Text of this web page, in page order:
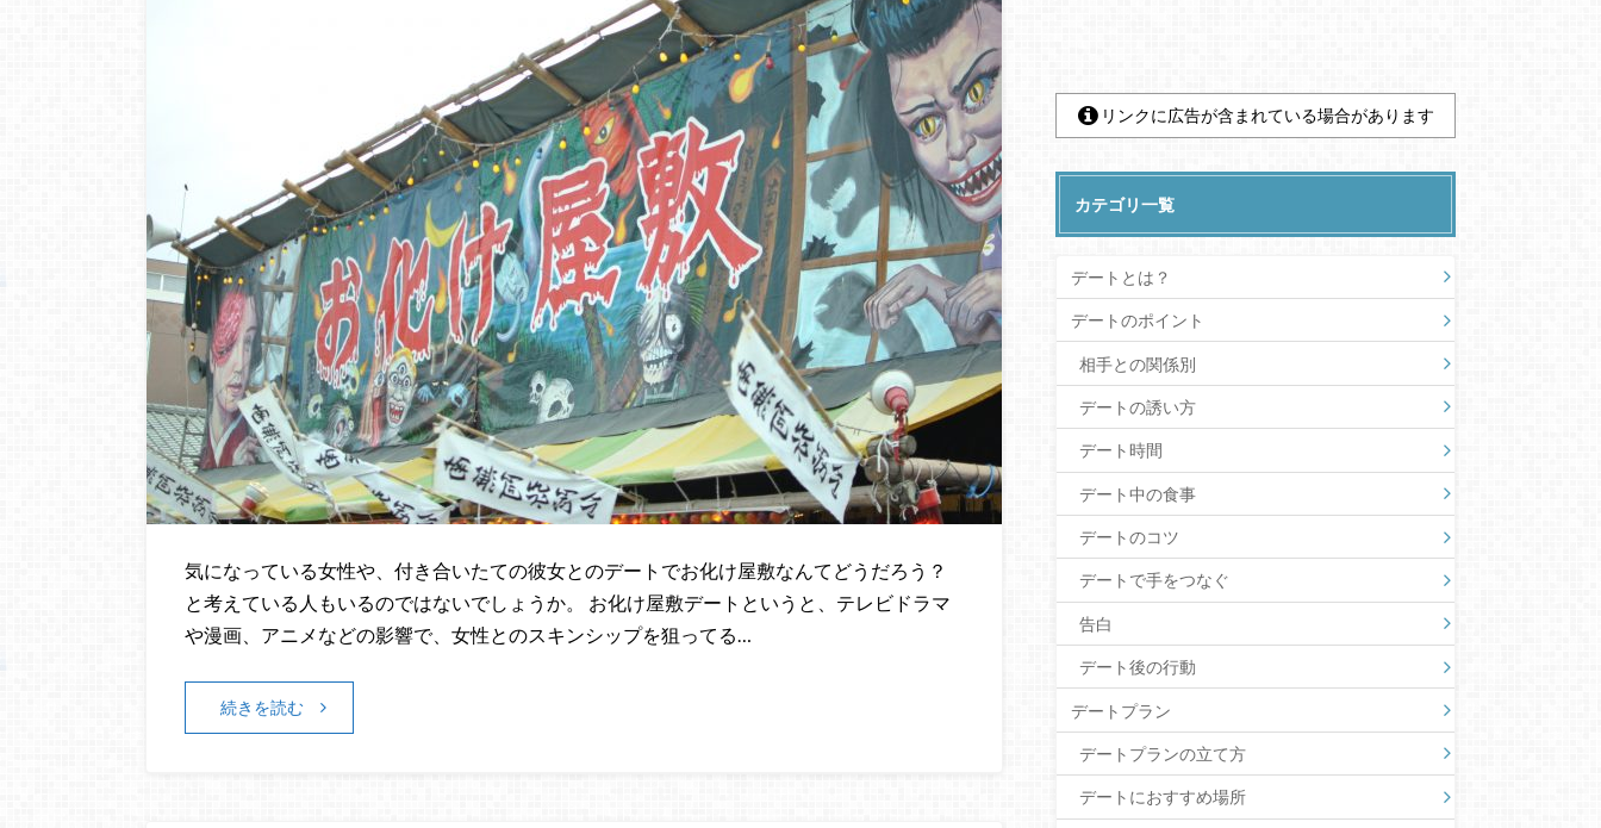
気になっている女性や、付き合いたての彼女とのデートでお化け屋敷なんてどうだろう？
と考えている人もいるのではないでしょうか。 お化け屋敷デートというと、テレビドラマ
や漫画、アニメなどの影響で、女性とのスキンシップを狙ってる…
続きを読む
リンクに広告が含まれている場合があります
カテゴリ一覧
デートとは？
デートのポイント
相手との関係別
デートの誘い方
デート時間
デート中の食事
デートのコツ
デートで手をつなぐ
告白
デート後の行動
デートプラン
デートプランの立て方
デートにおすすめ場所